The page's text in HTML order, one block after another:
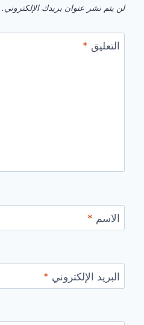
لن يتم نشر عنوان بريدك الإلكتروني.
التعليق *
الاسم *
البريد الإلكتروني *